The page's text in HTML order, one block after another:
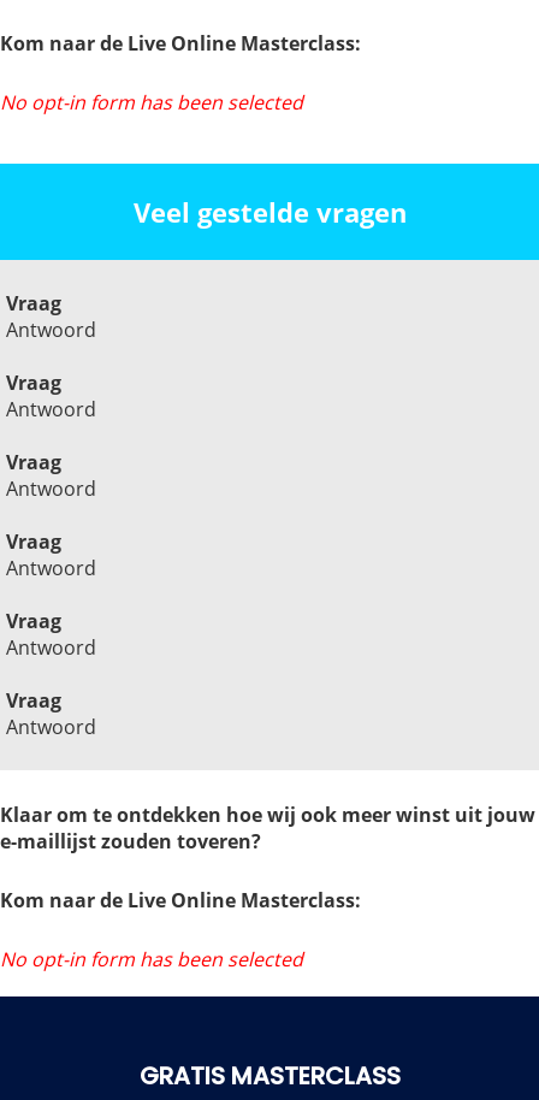
Kom naar de Live Online Masterclass:
No opt-in form has been selected
Veel gestelde vragen
Vraag
Antwoord
Vraag
Antwoord
Vraag
Antwoord
Vraag
Antwoord
Vraag
Antwoord
Vraag
Antwoord
Klaar om te ontdekken hoe wij ook meer winst uit jouw
e-maillijst zouden toveren?
Kom naar de Live Online Masterclass:
No opt-in form has been selected
GRATIS MASTERCLASS